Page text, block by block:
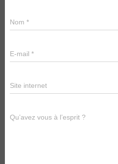
Nom *
E-mail *
Site internet
Qu’avez vous à l’esprit ?